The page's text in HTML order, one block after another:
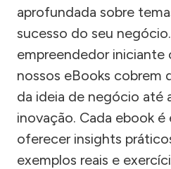
aprofundada sobre
sucesso do seu
empreendedor iniciante
nossos eBooks cobrem
da ideia de negócio até
inovação. Cada ebook
oferecer insights
exemplos reais e